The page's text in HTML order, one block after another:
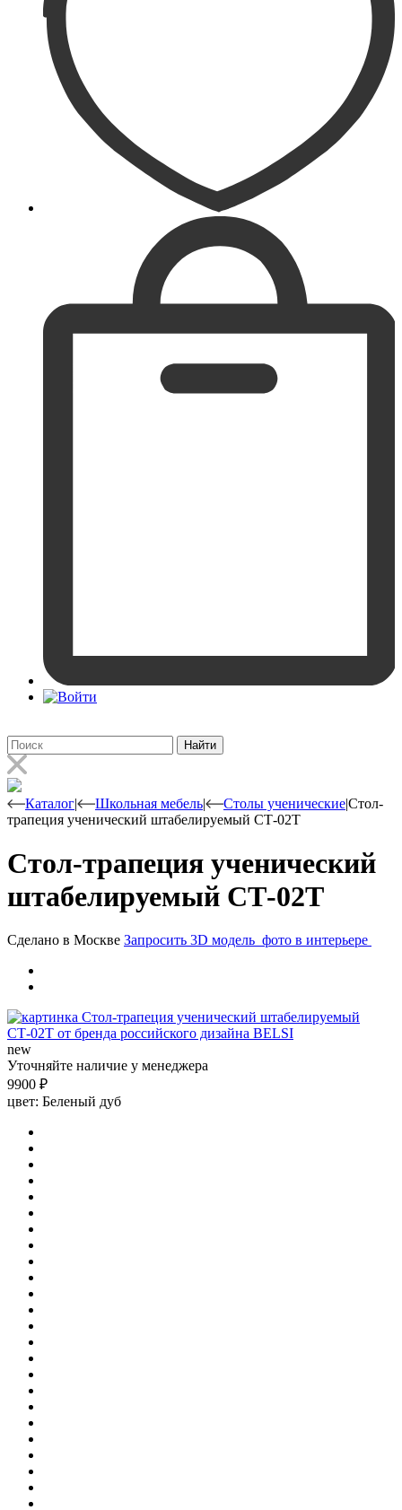
Найти
Каталог| Школьная мебель| Столы ученические|Стол-
трапеция ученический штабелируемый СТ-02Т
Стол-трапеция ученический
штабелируемый СТ-02Т
Сделано в Москве Запросить 3D модель фото в интерьере
new
Уточняйте наличие у менеджера
9900 ₽
цвет: Беленый дуб